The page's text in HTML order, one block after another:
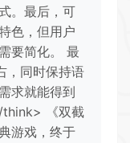
。最后，可
色，但用户
要简化。 最
，同时保持语
求就能得到
think> 《双截
游戏，终于